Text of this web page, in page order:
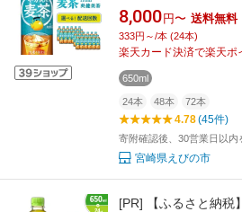
コーラ】ペットボト
回(48本) 3回(72本)
料 ドリンク 500ml +
8,000 円〜 送料無料
333円～/本 (24本)
楽天カード決済で楽天ポ
650ml
24本 48本 72本
4.78(45件)
寄附確認後、30営業日以内
宮崎県えびの市
[PR]
【ふるさと納